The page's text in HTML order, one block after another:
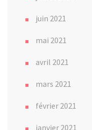
juin 2021
mai 2021
avril 2021
mars 2021
février 2021
janvier 2021